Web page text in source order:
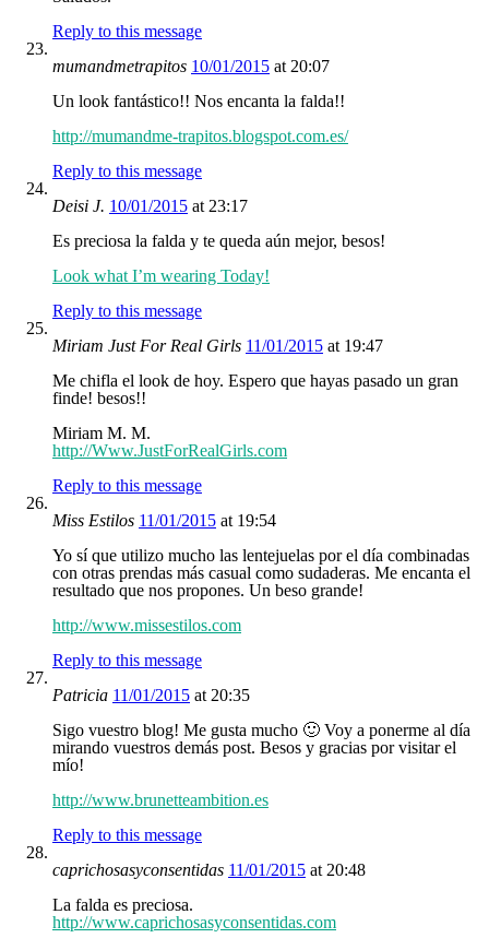
Reply to this message
mumandmetrapitos 10/01/2015 at 20:07
Un look fantástico!! Nos encanta la falda!!
http://mumandme-trapitos.blogspot.com.es/
Reply to this message
Deisi J. 10/01/2015 at 23:17
Es preciosa la falda y te queda aún mejor, besos!
Look what I’m wearing Today!
Reply to this message
Miriam Just For Real Girls 11/01/2015 at 19:47
Me chifla el look de hoy. Espero que hayas pasado un gran
finde! besos!!
Miriam M. M.
http://Www.JustForRealGirls.com
Reply to this message
Miss Estilos 11/01/2015 at 19:54
Yo sí que utilizo mucho las lentejuelas por el día combinadas
con otras prendas más casual como sudaderas. Me encanta el
resultado que nos propones. Un beso grande!
http://www.missestilos.com
Reply to this message
Patricia 11/01/2015 at 20:35
Sigo vuestro blog! Me gusta mucho 🙂 Voy a ponerme al día
mirando vuestros demás post. Besos y gracias por visitar el
mío!
http://www.brunetteambition.es
Reply to this message
caprichosasyconsentidas 11/01/2015 at 20:48
La falda es preciosa.
http://www.caprichosasyconsentidas.com